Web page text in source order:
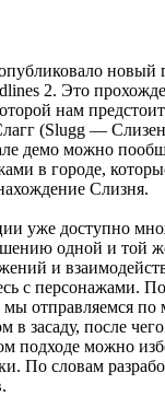
новый
2. Это
нам
(Slugg —
демо можно
в городе,
Слизня.
уже доступно
одной и той
и
с персонажами.
мы отправляемся по
в засаду, после
подходе можно
По словам